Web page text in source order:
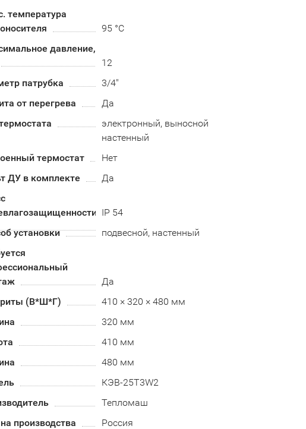
температура
95 °C
давление,
12
патрубка
3/4"
от перегрева
Да
электронный, выносной
настенный
термостат
Нет
ДУ в комплекте
Да
IP 54
установки
подвесной, настенный
Да
(В*Ш*Г)
410 × 320 × 480 мм
320 мм
410 мм
480 мм
КЭВ-25T3W2
Тепломаш
производства
Россия